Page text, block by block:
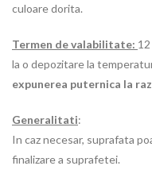
culoare dorita.
Termen de valabilitate:
la o depozitare la
expunerea puternica la
Generalitati:
In caz necesar, suprafata
finalizare a suprafetei.